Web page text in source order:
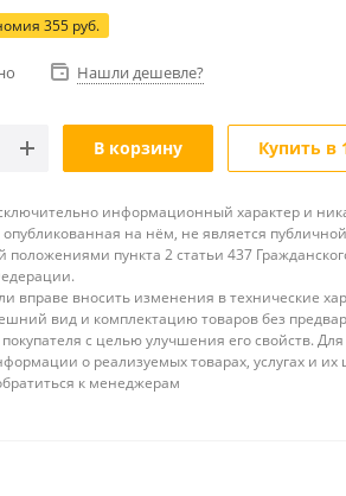
355 руб.
Нашли дешевле?
В корзину Купить в
информационный характер и
на нём, не является
положениями пункта 2 статьи 437
вправе вносить изменения в технические
вид и комплектацию товаров без
с целью улучшения его свойств.
о реализуемых товарах, услугах и их
к менеджерам